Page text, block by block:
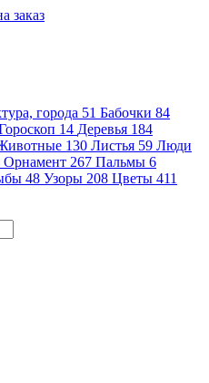
заказ
города 51 Бабочки 84
14 Деревья 184
130 Листья 59 Люди
Орнамент 267 Пальмы 6
48 Узоры 208 Цветы 411